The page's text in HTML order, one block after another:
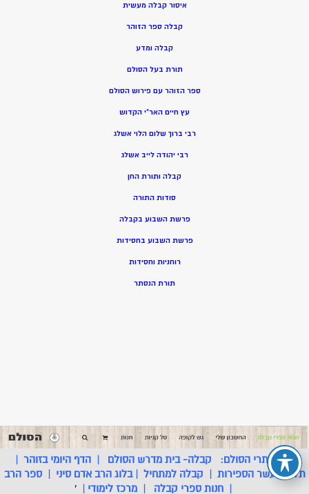
איסור קבלה מעשית
קבלה ספר הזוהר
קבלה ומדע
תורת בעל הסולם
ספר הזוהר עם פירוש הסולם
עץ חיים האר”י הקדוש
רבי ברוך שלום הלוי אשלג
רבי יהודה לייב אשלג
קבלה ותורת החן
סודות התורה
פרשת השבוע בקבלה
פרשת השבוע בחסידות
רוחניות וחסידות
תורת הנסתר
רשת אתרי הסולם: קבלה- בית מדרש הסולם |הדף היומי בזוהר |
תלמוד עשר הספירות | קבלה למתחיל |בלוג הרב אדם סיני |ספר הרב
| חנות ספרי קבלה | מרכז לימודי |
'